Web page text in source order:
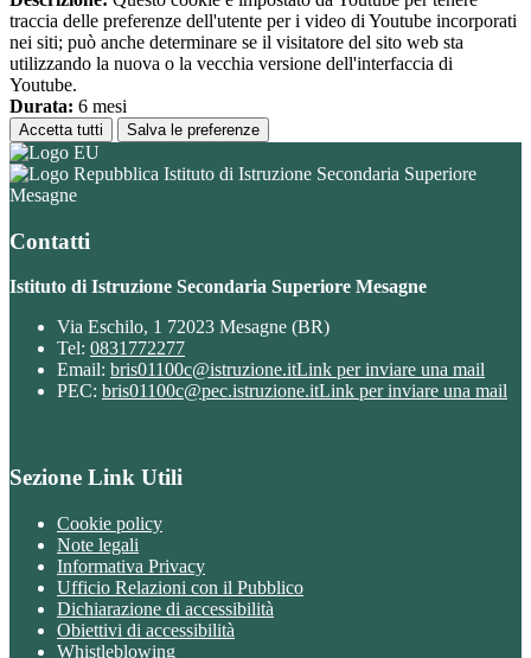
traccia delle preferenze dell'utente per i video di Youtube incorporati
nei siti; può anche determinare se il visitatore del sito web sta
utilizzando la nuova o la vecchia versione dell'interfaccia di
Youtube.
Durata: 6 mesi
Accetta tutti Salva le preferenze
Istituto di Istruzione Secondaria Superiore
Mesagne
Contatti
Istituto di Istruzione Secondaria Superiore Mesagne
Via Eschilo, 1 72023 Mesagne (BR)
Tel: 0831772277
Email: bris01100c@istruzione.itLink per inviare una mail
PEC: bris01100c@pec.istruzione.itLink per inviare una mail
Sezione Link Utili
Cookie policy
Note legali
Informativa Privacy
Ufficio Relazioni con il Pubblico
Dichiarazione di accessibilità
Obiettivi di accessibilità
Whistleblowing